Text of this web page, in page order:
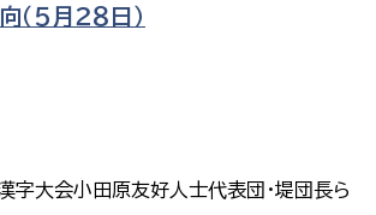
５月２８日）
字大会小田原友好人士代表団・堤団長ら